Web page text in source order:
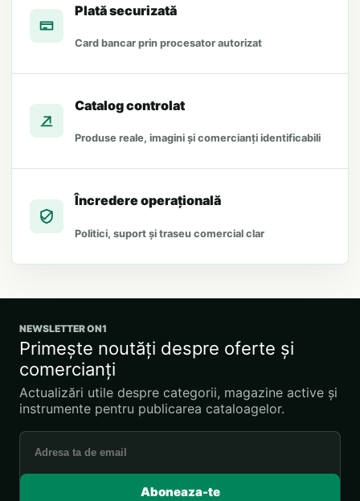
Plată securizată
Card bancar prin procesator autorizat
Catalog controlat
Produse reale, imagini și comercianți identificabili
Încredere operațională
Politici, suport și traseu comercial clar
NEWSLETTER ON1
Primește noutăți despre oferte și
comercianți
Actualizări utile despre categorii, magazine active și
instrumente pentru publicarea cataloagelor.
Adresa de email
Aboneaza-te